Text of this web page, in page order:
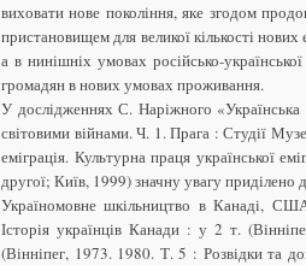
виховати нове покоління, яке згодом
пристановищем для великої кількості
а в нинішніх умовах російсько-
громадян в нових умовах проживання.
У дослідженнях С. Наріжного «Українська
світовими війнами. Ч. 1. Прага : Студії
еміграція. Культурна праця української
другої; Київ, 1999) значну увагу приділено
Україномовне шкільництво в Канаді,
Історія українців Канади : у 2 т.
(Вінніпег, 1973. 1980. Т. 5 : Розвідки та